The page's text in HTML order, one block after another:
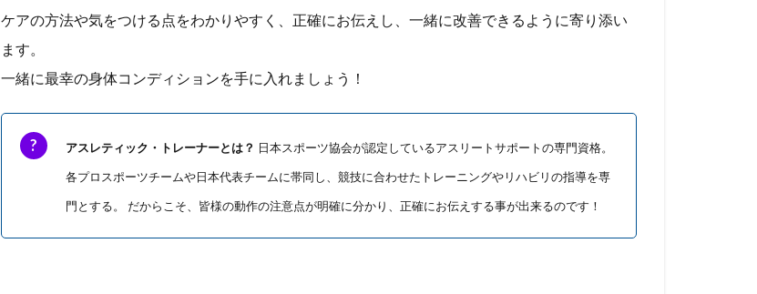
ケアの方法や気をつける点をわかりやすく、正確にお伝えし、一緒に改善できるように寄り添い
ます。
一緒に最幸の身体コンディションを手に入れましょう！
アスレティック・トレーナーとは？ 日本スポーツ協会が認定しているアスリートサポートの専門資格。
各プロスポーツチームや日本代表チームに帯同し、競技に合わせたトレーニングやリハビリの指導を専
門とする。 だからこそ、皆様の動作の注意点が明確に分かり、正確にお伝えする事が出来るのです！